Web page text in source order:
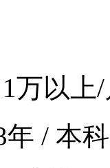
1万以上
/ 本